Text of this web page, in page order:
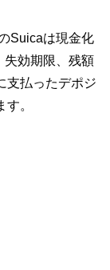
Suicaは現金化
失効期限、残額
支払ったデポジ
。